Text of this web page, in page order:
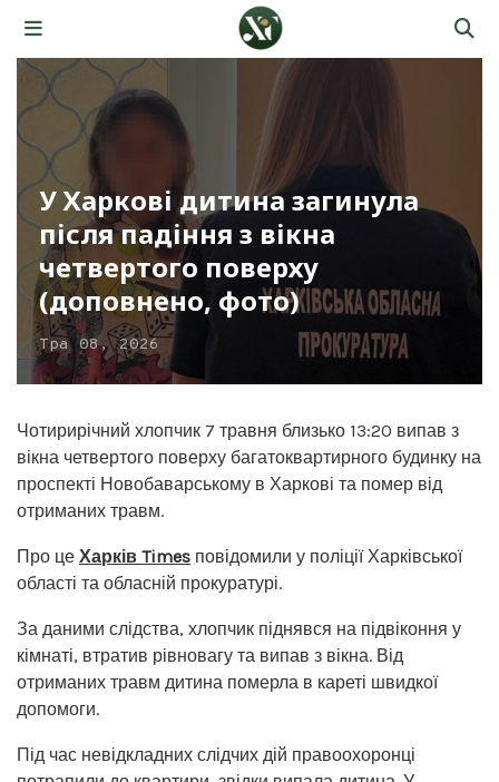
У Харкові дитина загинула
після падіння з вікна
четвертого поверху
(доповнено, фото)
Тра 08, 2026
Чотирирічний хлопчик 7 травня близько 13:20 випав з
вікна четвертого поверху багатоквартирного будинку на
проспекті Новобаварському в Харкові та помер від
отриманих травм.
Про це Харків Times повідомили у поліції Харківської
області та обласній прокуратурі.
За даними слідства, хлопчик піднявся на підвіконня у
кімнаті, втратив рівновагу та випав з вікна. Від
отриманих травм дитина померла в кареті швидкої
допомоги.
Під час невідкладних слідчих дій правоохоронці